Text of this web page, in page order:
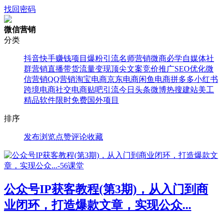
找回密码
微信营销
分类
抖音快手赚钱项目 爆粉引流名师营销微商必学自媒体社
群营销直播带货流量变现顶尖文案竞价推广SEO优化微
信营销QQ营销淘宝电商京东电商闲鱼电商拼多多小红书
跨境电商社交电商贴吧引流今日头条微博热搜建站美工
精品软件限时免费国外项目
排序
发布浏览点赞评论收藏
公众号IP获客教程(第3期)，从入门到商
业闭环，打造爆款文章，实现公众...